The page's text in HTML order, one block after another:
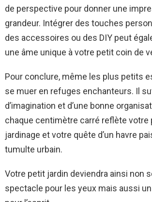
de perspective pour donner une
grandeur. Intégrer des touches
des accessoires ou des DIY peut
une âme unique à votre petit coin de
Pour conclure, même les plus petits
se muer en refuges enchanteurs. Il
d’imagination et d’une bonne
chaque centimètre carré reflète votre
jardinage et votre quête d’un havre
tumulte urbain.
Votre petit jardin deviendra ainsi non
spectacle pour les yeux mais aussi